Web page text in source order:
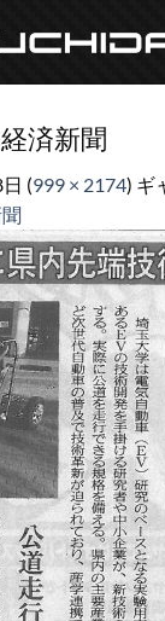
済新聞
(999 × 2174) ギ